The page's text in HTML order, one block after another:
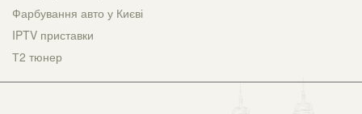
Фарбування авто у Києві
IPTV приставки
Т2 тюнер